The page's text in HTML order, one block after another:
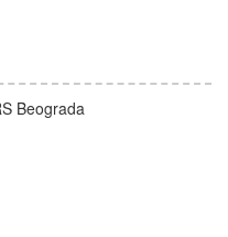
Beograda